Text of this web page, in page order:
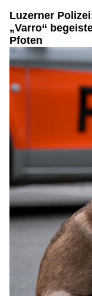
Luzerner
„Varro“
Pfoten